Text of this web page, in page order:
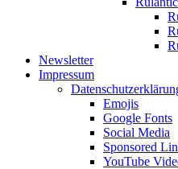
Newsletter
Impressum
Emojis
Google Fonts
Social Media
Sponsored
YouTube